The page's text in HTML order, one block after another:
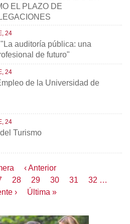
EL PLAZO DE
24
auditoría pública: una
de futuro"
24
de la Universidad de
24
Turismo
Página
anterior
‹ Anterior
Página
actual
28 Page
29 Page
30 Page
31 Page
32 …
›
Última
Última »